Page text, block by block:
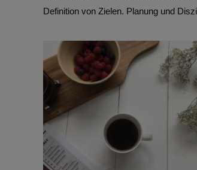
Definition von Zielen. Planung und